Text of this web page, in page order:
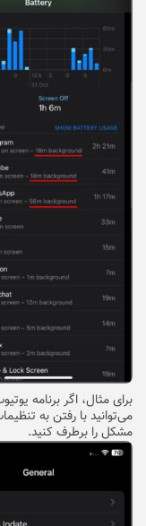
برای مثال، اگر برنامه
می‌توانید با رفتن به
مشکل را برطرف کنید.